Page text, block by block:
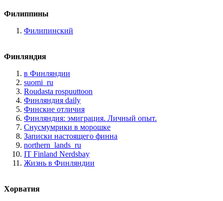
Филиппины
Филипинский
Финляндия
в Финляндии
suomi_ru
Roudasta rospuuttoon
Финляндия daily
Финские отличия
Финляндия: эмиграция. Личный опыт.
Снусмумрики в морошке
Записки настоящего финна
northern_lands_ru
IT Finland Nerdsbay
Жизнь в Финляндии
Хорватия